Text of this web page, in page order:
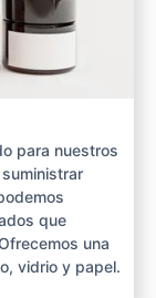
para nuestros
que
una
vidrio y papel.